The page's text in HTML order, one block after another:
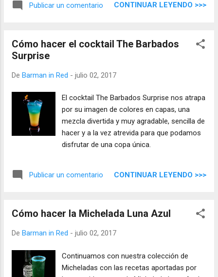
escena le pide al barman un Americano.
Publicar un comentario CONTINUAR LEYENDO >>>
Cómo hacer el cocktail The Barbados
Surprise
De Barman in Red - julio 02, 2017
El cocktail The Barbados Surprise nos atrapa
por su imagen de colores en capas, una
mezcla divertida y muy agradable, sencilla de
hacer y a la vez atrevida para que podamos
disfrutar de una copa única.
Publicar un comentario CONTINUAR LEYENDO >>>
Cómo hacer la Michelada Luna Azul
De Barman in Red - julio 02, 2017
Continuamos con nuestra colección de
Micheladas con las recetas aportadas por